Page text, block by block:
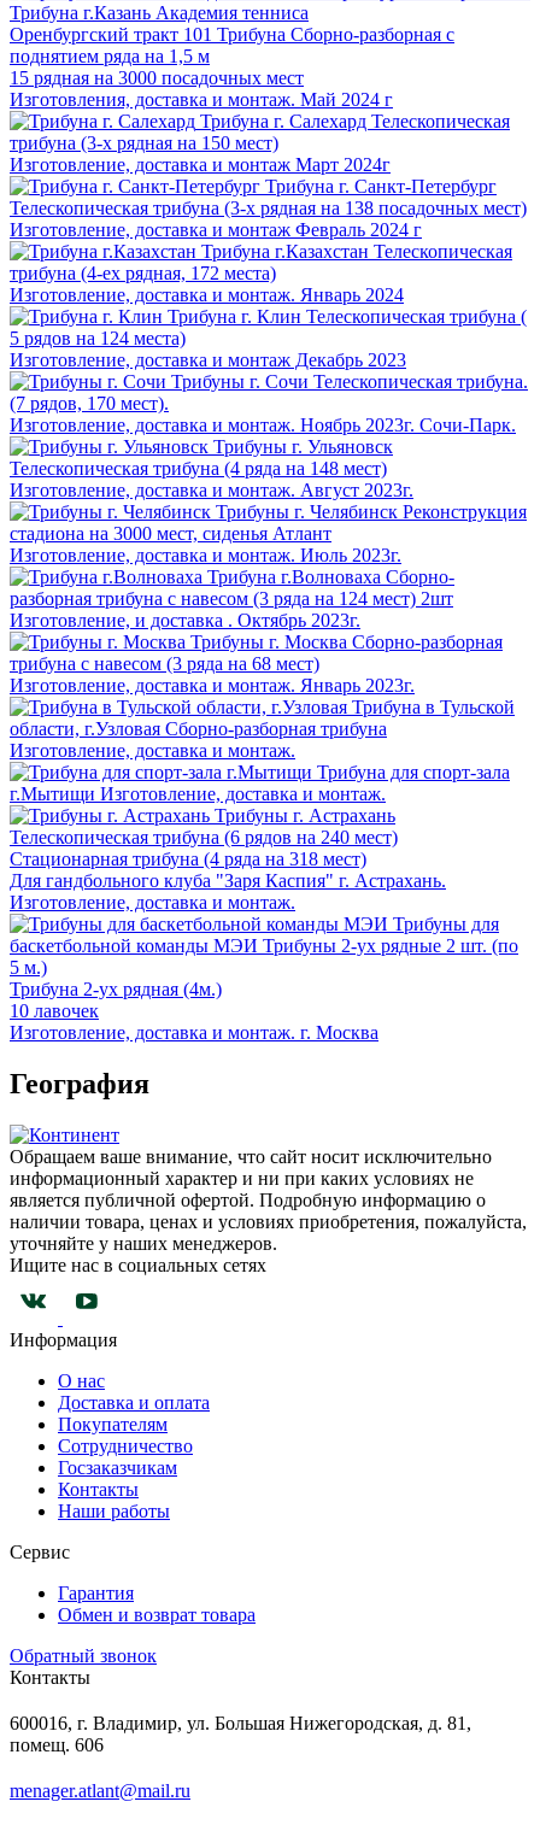
Трибуна г.Казань Академия тенниса
Оренбургский тракт 101 Трибуна Сборно-разборная с
поднятием ряда на 1,5 м
15 рядная на 3000 посадочных мест
Изготовления, доставка и монтаж. Май 2024 г
Трибуна г. Салехард Телескопическая
трибуна (3-х рядная на 150 мест)
Изготовление, доставка и монтаж Март 2024г
Трибуна г. Санкт-Петербург
Телескопическая трибуна (3-х рядная на 138 посадочных мест)
Изготовление, доставка и монтаж Февраль 2024 г
Трибуна г.Казахстан Телескопическая
трибуна (4-ех рядная, 172 места)
Изготовление, доставка и монтаж. Январь 2024
Трибуна г. Клин Телескопическая трибуна (
5 рядов на 124 места)
Изготовление, доставка и монтаж Декабрь 2023
Трибуны г. Сочи Телескопическая трибуна.
(7 рядов, 170 мест).
Изготовление, доставка и монтаж. Ноябрь 2023г. Сочи-Парк.
Трибуны г. Ульяновск
Телескопическая трибуна (4 ряда на 148 мест)
Изготовление, доставка и монтаж. Август 2023г.
Трибуны г. Челябинск Реконструкция
стадиона на 3000 мест, сиденья Атлант
Изготовление, доставка и монтаж. Июль 2023г.
Трибуна г.Волноваха Сборно-
разборная трибуна с навесом (3 ряда на 124 мест) 2шт
Изготовление, и доставка . Октябрь 2023г.
Трибуны г. Москва Сборно-разборная
трибуна с навесом (3 ряда на 68 мест)
Изготовление, доставка и монтаж. Январь 2023г.
Трибуна в Тульской
области, г.Узловая Сборно-разборная трибуна
Изготовление, доставка и монтаж.
Трибуна для спорт-зала
г.Мытищи Изготовление, доставка и монтаж.
Трибуны г. Астрахань
Телескопическая трибуна (6 рядов на 240 мест)
Стационарная трибуна (4 ряда на 318 мест)
Для гандбольного клуба "Заря Каспия" г. Астрахань.
Изготовление, доставка и монтаж.
Трибуны для
баскетбольной команды МЭИ Трибуны 2-ух рядные 2 шт. (по
5 м.)
Трибуна 2-ух рядная (4м.)
10 лавочек
Изготовление, доставка и монтаж. г. Москва
География
Обращаем ваше внимание, что сайт носит исключительно
информационный характер и ни при каких условиях не
является публичной офертой. Подробную информацию о
наличии товара, ценах и условиях приобретения, пожалуйста,
уточняйте у наших менеджеров.
Ищите нас в социальных сетях
Информация
О нас
Доставка и оплата
Покупателям
Сотрудничество
Госзаказчикам
Контакты
Наши работы
Сервис
Гарантия
Обмен и возврат товара
Обратный звонок
Контакты
600016, г. Владимир, ул. Большая Нижегородская, д. 81,
помещ. 606
menager.atlant@mail.ru